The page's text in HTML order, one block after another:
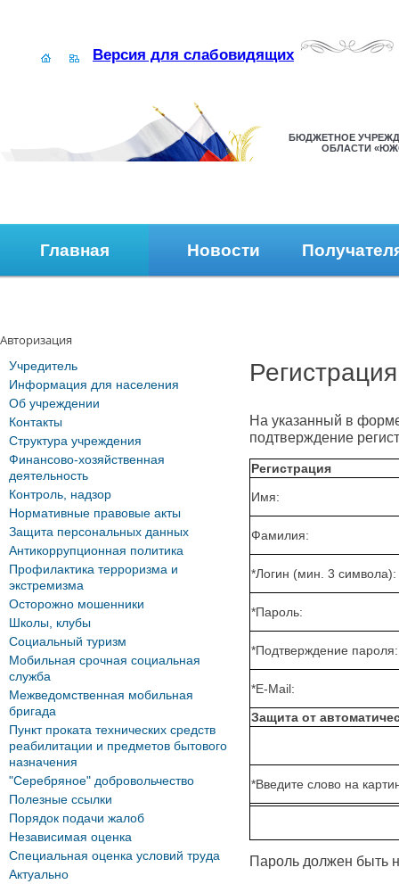
Версия для слабовидящих
БЮДЖЕТНОЕ
ОБЛАСТИ
Главная Новости
Авторизация
Регистрация
На указанный в
подтверждение
Регистрация
Имя:
Фамилия:
*Логин (мин. 3 символа):
*Пароль:
*Подтверждение пароля:
*E-Mail:
Защита от
*Введите слово на
Пароль должен быть
Учредитель
Информация для населения
Об учреждении
Контакты
Структура учреждения
Финансово-хозяйственная
деятельность
Контроль, надзор
Нормативные правовые акты
Защита персональных данных
Антикоррупционная политика
Профилактика терроризма и
экстремизма
Осторожно мошенники
Школы, клубы
Социальный туризм
Мобильная срочная социальная
служба
Межведомственная мобильная
бригада
Пункт проката технических средств
реабилитации и предметов бытового
назначения
"Серебряное" добровольчество
Полезные ссылки
Порядок подачи жалоб
Независимая оценка
Специальная оценка условий труда
Актуально